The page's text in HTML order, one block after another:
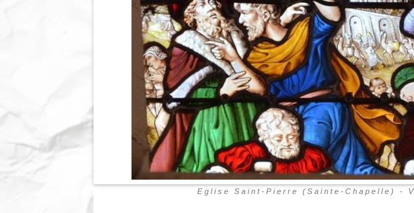
Eglise Saint-Pierre (Sainte-Chapelle) -